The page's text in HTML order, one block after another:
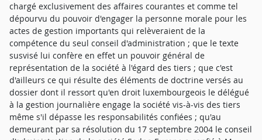
chargé exclusivement des affaires courantes et comme tel
dépourvu du pouvoir d'engager la personne morale pour les
actes de gestion importants qui relèveraient de la
compétence du seul conseil d'administration ; que le texte
susvisé lui confère en effet un pouvoir général de
représentation de la société à l'égard des tiers ; que c'est
d'ailleurs ce qui résulte des éléments de doctrine versés au
dossier dont il ressort qu'en droit luxembourgeois le délégué
à la gestion journalière engage la société vis-à-vis des tiers
même s'il dépasse les responsabilités confiées ; qu'au
demeurant par sa résolution du 17 septembre 2004 le conseil